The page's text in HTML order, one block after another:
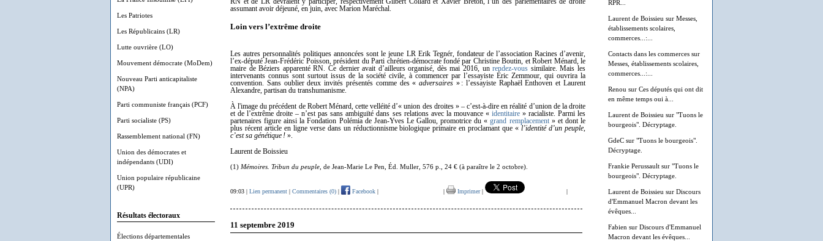
Les Patriotes
Les Républicains (LR)
Lutte ouvrière (LO)
Mouvement démocrate (MoDem)
Nouveau Parti anticapitaliste
(NPA)
Parti communiste français (PCF)
Parti socialiste (PS)
Rassemblement national (FN)
Union des démocrates et
indépendants (UDI)
Union populaire républicaine
(UPR)
Résultats électoraux
Élections départementales
RPR...
Laurent de Boissieu sur Messes,
établissements scolaires,
commerces...:...
Contacts dans les commerces sur
Messes, établissements scolaires,
commerces...:...
Renou sur Ces députés qui ont dit
en même temps oui à...
Laurent de Boissieu sur "Tuons le
bourgeois". Décryptage.
GdeC sur "Tuons le bourgeois".
Décryptage.
Frankie Perussault sur "Tuons le
bourgeois". Décryptage.
Laurent de Boissieu sur Discours
d'Emmanuel Macron devant les
évêques...
Fabien sur Discours d'Emmanuel
Macron devant les évêques...
assumant avoir déjeuné, en juin, avec Marion Maréchal.
Loin vers l’extrême droite
Les autres personnalités politiques annoncées sont le jeune LR Erik Tegnér, fondateur de l’association Racines d’avenir,
l’ex-député Jean-Frédéric Poisson, président du Parti chrétien-démocrate fondé par Christine Boutin, et Robert Ménard, le
maire de Béziers apparenté RN. Ce dernier avait d’ailleurs organisé, dès mai 2016, unrendez-vous similaire. Mais les
intervenants connus sont surtout issus de la société civile, à commencer par l’essayiste Éric Zemmour, qui ouvrira la
convention. Sans oublier deux invités présentés comme des « adversaires» : l’essayiste Raphaël Enthoven et Laurent
Alexandre, partisan du transhumanisme.
À l'image du précédent de Robert Ménard, cette velléité d’« union des droites » – c’est-à-dire en réalité d’union de la droite
et de l’extrême droite – n’est pas sans ambiguïté dans ses relations avec la mouvance « identitaire» racialiste. Parmi les
partenaires figure ainsi la Fondation Polémia de Jean-Yves Le Gallou, promotrice du «grand remplacement» et dont le
plus récent article en ligne verse dans un réductionnisme biologique primaire en proclamant que «l’identité d’un peuple,
c’est sa génétique ! ».
Laurent de Boissieu
(1) Mémoires. Tribun du peuple , de Jean-Marie Le Pen, Éd. Muller, 576 p., 24 € (à paraître le 2 octobre).
09:03 | Lien permanent | Commentaires (0) | Facebook | | Imprimer| |
11 septembre 2019